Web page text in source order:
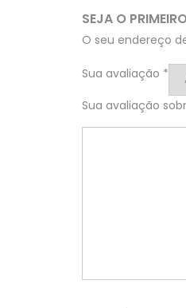
SEJA O
O seu endereço
Sua avaliação *
Sua avaliação